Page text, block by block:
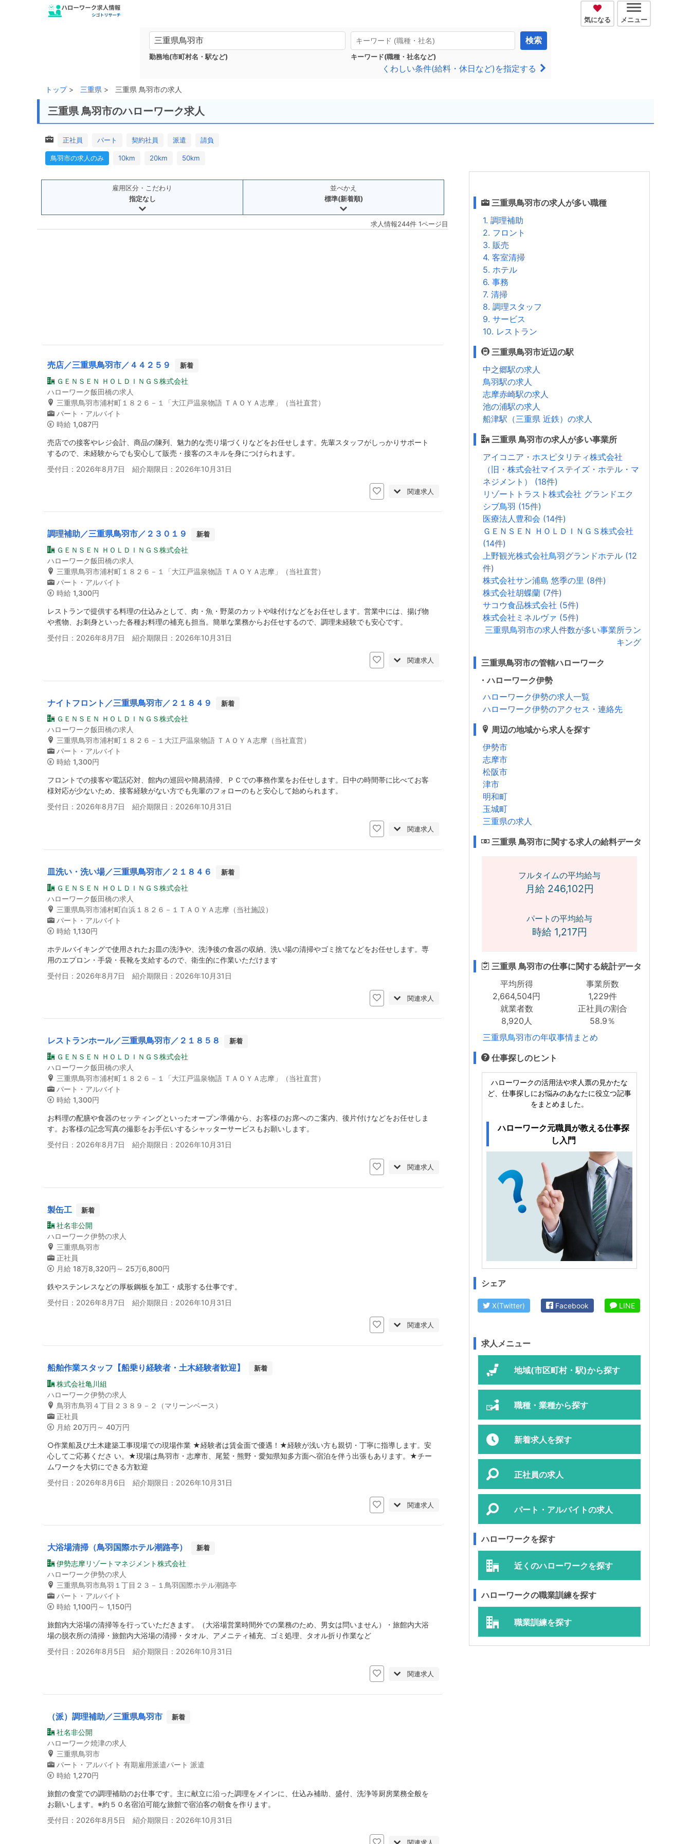
気になる メニュー
勤務地(市町村名・駅など) キーワード(職種・社名など)
検索
くわしい条件(給料・休日など)を指定する
トップ 三重県 三重県 鳥羽市の求人
三重県 鳥羽市のハローワーク求人
正社員 パート 契約社員 派遣 請負
鳥羽市の求人のみ 10km 20km 50km
雇用区分・こだわり
指定なし
並べかえ
標準(新着順)
求人情報244件 1ページ目
売店／三重県鳥羽市／４４２５９ 新着
ＧＥＮＳＥＮ ＨＯＬＤＩＮＧＳ株式会社
ハローワーク飯田橋の求人
三重県鳥羽市浦村町１８２６－１「大江戸温泉物語 ＴＡＯＹＡ志摩」（当社直営）
パート・アルバイト
時給 1,087円
売店での接客やレジ会計、商品の陳列、魅力的な売り場づくりなどをお任せします。先輩スタッフがしっかりサポート
するので、未経験からでも安心して販売・接客のスキルを身につけられます。
受付日：2026年8月7日 紹介期限日：2026年10月31日
関連求人
調理補助／三重県鳥羽市／２３０１９ 新着
ＧＥＮＳＥＮ ＨＯＬＤＩＮＧＳ株式会社
ハローワーク飯田橋の求人
三重県鳥羽市浦村町１８２６－１「大江戸温泉物語 ＴＡＯＹＡ志摩」（当社直営）
パート・アルバイト
時給 1,300円
レストランで提供する料理の仕込みとして、肉・魚・野菜のカットや味付けなどをお任せします。営業中には、揚げ物
や煮物、お刺身といった各種お料理の補充も担当。簡単な業務からお任せするので、調理未経験でも安心です。
受付日：2026年8月7日 紹介期限日：2026年10月31日
関連求人
ナイトフロント／三重県鳥羽市／２１８４９ 新着
ＧＥＮＳＥＮ ＨＯＬＤＩＮＧＳ株式会社
ハローワーク飯田橋の求人
三重県鳥羽市浦村町１８２６－１大江戸温泉物語 ＴＡＯＹＡ志摩（当社直営）
パート・アルバイト
時給 1,300円
フロントでの接客や電話応対、館内の巡回や簡易清掃、ＰＣでの事務作業をお任せします。日中の時間帯に比べてお客
様対応が少ないため、接客経験がない方でも先輩のフォローのもと安心して始められます。
受付日：2026年8月7日 紹介期限日：2026年10月31日
関連求人
皿洗い・洗い場／三重県鳥羽市／２１８４６ 新着
ＧＥＮＳＥＮ ＨＯＬＤＩＮＧＳ株式会社
ハローワーク飯田橋の求人
三重県鳥羽市浦村町白浜１８２６－１ＴＡＯＹＡ志摩（当社施設）
パート・アルバイト
時給 1,130円
ホテルバイキングで使用されたお皿の洗浄や、洗浄後の食器の収納、洗い場の清掃やゴミ捨てなどをお任せします。専
用のエプロン・手袋・長靴を支給するので、衛生的に作業いただけます
受付日：2026年8月7日 紹介期限日：2026年10月31日
関連求人
レストランホール／三重県鳥羽市／２１８５８ 新着
ＧＥＮＳＥＮ ＨＯＬＤＩＮＧＳ株式会社
ハローワーク飯田橋の求人
三重県鳥羽市浦村町１８２６－１「大江戸温泉物語 ＴＡＯＹＡ志摩」（当社直営）
パート・アルバイト
時給 1,300円
お料理の配膳や食器のセッティングといったオープン準備から、お客様のお席へのご案内、後片付けなどをお任せしま
す。お客様の記念写真の撮影をお手伝いするシャッターサービスもお願いします。
受付日：2026年8月7日 紹介期限日：2026年10月31日
関連求人
製缶工 新着
社名非公開
ハローワーク伊勢の求人
三重県鳥羽市
正社員
月給 18万8,320円～ 25万6,800円
鉄やステンレスなどの厚板鋼板を加工・成形する仕事です。
受付日：2026年8月7日 紹介期限日：2026年10月31日
関連求人
船舶作業スタッフ【船乗り経験者・土木経験者歓迎】 新着
株式会社亀川組
ハローワーク伊勢の求人
鳥羽市鳥羽４丁目２３８９－２（マリーンベース）
正社員
月給 20万円～ 40万円
○作業船及び土木建築工事現場での現場作業 ★経験者は賃金面で優遇！★経験が浅い方も親切・丁寧に指導します。安
心してご応募くださ い。★現場は鳥羽市・志摩市、尾鷲・熊野・愛知県知多方面へ宿泊を伴う出張もあります。★チー
ムワークを大切にできる方歓迎
受付日：2026年8月6日 紹介期限日：2026年10月31日
関連求人
大浴場清掃（鳥羽国際ホテル潮路亭） 新着
伊勢志摩リゾートマネジメント株式会社
ハローワーク伊勢の求人
三重県鳥羽市鳥羽１丁目２３－１鳥羽国際ホテル潮路亭
パート・アルバイト
時給 1,100円～ 1,150円
旅館内大浴場の清掃等を行っていただきます。（大浴場営業時間外での業務のため、男女は問いません）・旅館内大浴
場の脱衣所の清掃・旅館内大浴場の清掃・タオル、アメニティ補充、ゴミ処理、タオル折り作業など
受付日：2026年8月5日 紹介期限日：2026年10月31日
関連求人
（派）調理補助／三重県鳥羽市 新着
社名非公開
ハローワーク焼津の求人
三重県鳥羽市
パート・アルバイト 有期雇用派遣パート 派遣
時給 1,270円
旅館の食堂での調理補助のお仕事です。主に献立に沿った調理をメインに、仕込み補助、盛付、洗浄等厨房業務全般を
お願いします。※約５０名宿泊可能な旅館で宿泊客の朝食を作ります。
受付日：2026年8月5日 紹介期限日：2026年10月31日
三重県鳥羽市の求人が多い職種
1. 調理補助
2. フロント
3. 販売
4. 客室清掃
5. ホテル
6. 事務
7. 清掃
8. 調理スタッフ
9. サービス
10. レストラン
三重県鳥羽市近辺の駅
中之郷駅の求人
鳥羽駅の求人
志摩赤崎駅の求人
池の浦駅の求人
船津駅（三重県 近鉄）の求人
三重県 鳥羽市の求人が多い事業所
アイコニア・ホスピタリティ株式会社
（旧・株式会社マイステイズ・ホテル・マ
ネジメント） (18件)
リゾートトラスト株式会社 グランドエク
シブ鳥羽 (15件)
医療法人豊和会 (14件)
ＧＥＮＳＥＮ ＨＯＬＤＩＮＧＳ株式会社
(14件)
上野観光株式会社鳥羽グランドホテル (12
件)
株式会社サン浦島 悠季の里 (8件)
株式会社胡蝶蘭 (7件)
サコウ食品株式会社 (5件)
株式会社ミネルヴァ (5件)
三重県鳥羽市の求人件数が多い事業所ラン
キング
三重県鳥羽市の管轄ハローワーク
・ハローワーク伊勢
ハローワーク伊勢の求人一覧
ハローワーク伊勢のアクセス・連絡先
周辺の地域から求人を探す
伊勢市
志摩市
松阪市
津市
明和町
玉城町
三重県の求人
三重県 鳥羽市に関する求人の給料データ
フルタイムの平均給与
月給 246,102円
パートの平均給与
時給 1,217円
三重県 鳥羽市の仕事に関する統計データ
平均所得
2,664,504円
事業所数
1,229件
就業者数
8,920人
正社員の割合
58.9％
三重県鳥羽市の年収事情まとめ
仕事探しのヒント
ハローワークの活用法や求人票の見かたな
ど、仕事探しにお悩みのあなたに役立つ記事
をまとめました。
ハローワーク元職員が教える仕事探
し入門
シェア
X(Twitter) Facebook LINE
求人メニュー
地域(市区町村・駅)から探す
職種・業種から探す
新着求人を探す
正社員の求人
パート・アルバイトの求人
ハローワークを探す
近くのハローワークを探す
ハローワークの職業訓練を探す
職業訓練を探す